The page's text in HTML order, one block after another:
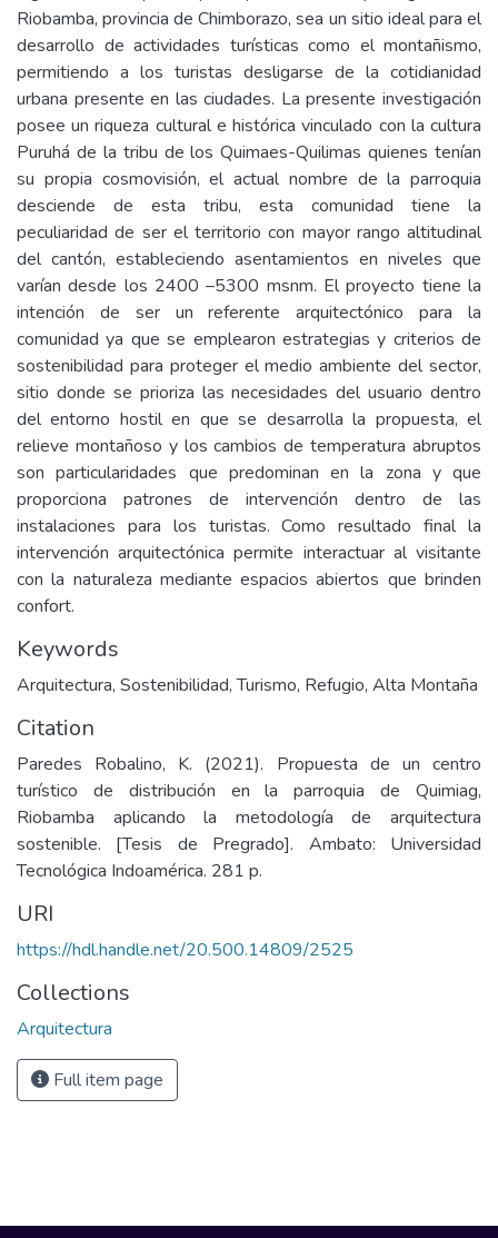
Riobamba, provincia de Chimborazo, sea un sitio ideal para el
desarrollo de actividades turísticas como el montañismo,
permitiendo a los turistas desligarse de la cotidianidad
urbana presente en las ciudades. La presente investigación
posee un riqueza cultural e histórica vinculado con la cultura
Puruhá de la tribu de los Quimaes-Quilimas quienes tenían
su propia cosmovisión, el actual nombre de la parroquia
desciende de esta tribu, esta comunidad tiene la
peculiaridad de ser el territorio con mayor rango altitudinal
del cantón, estableciendo asentamientos en niveles que
varían desde los 2400 –5300 msnm. El proyecto tiene la
intención de ser un referente arquitectónico para la
comunidad ya que se emplearon estrategias y criterios de
sostenibilidad para proteger el medio ambiente del sector,
sitio donde se prioriza las necesidades del usuario dentro
del entorno hostil en que se desarrolla la propuesta, el
relieve montañoso y los cambios de temperatura abruptos
son particularidades que predominan en la zona y que
proporciona patrones de intervención dentro de las
instalaciones para los turistas. Como resultado final la
intervención arquitectónica permite interactuar al visitante
con la naturaleza mediante espacios abiertos que brinden
confort.
Keywords
Arquitectura, Sostenibilidad,Turismo, Refugio, Alta Montaña
Citation
Paredes Robalino, K. (2021). Propuesta de un centro
turístico de distribución en la parroquia de Quimiag,
Riobamba aplicando la metodología de arquitectura
sostenible. [Tesis de Pregrado]. Ambato: Universidad
Tecnológica Indoamérica. 281 p.
URI
https://hdl.handle.net/20.500.14809/2525
Collections
Arquitectura
Full item page